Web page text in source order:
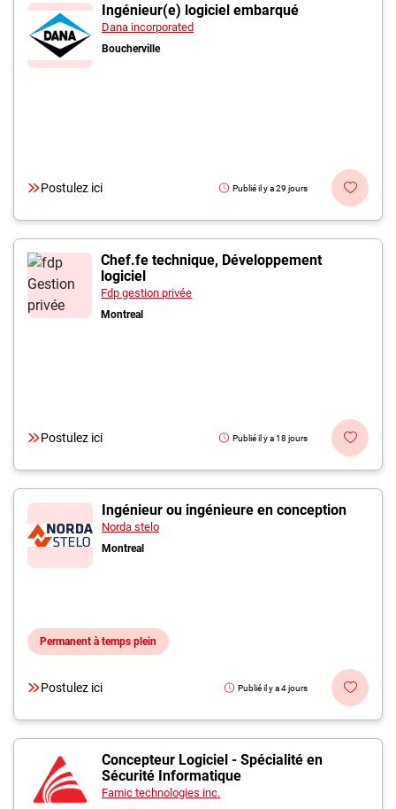
Inscrivez-vous à l'infolettre
Employeurs
Ingénieur(e) logiciel embarqué
Dana incorporated
Boucherville
Postulez ici Publié il y a 29 jours
Chef.fe technique, Développement
logiciel
Fdp gestion privée
Montreal
Postulez ici Publié il y a 18 jours
Ingénieur ou ingénieure en conception
Norda stelo
Montreal
Permanent à temps plein
Postulez ici Publié il y a 4 jours
Concepteur Logiciel - Spécialité en
Sécurité Informatique
Famic technologies inc.